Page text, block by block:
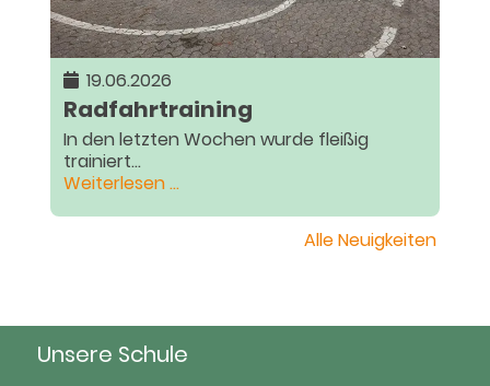
19.06.2026
Radfahrtraining
In den letzten Wochen wurde fleißig
trainiert...
Weiterlesen …
Alle Neuigkeiten
Unsere Schule